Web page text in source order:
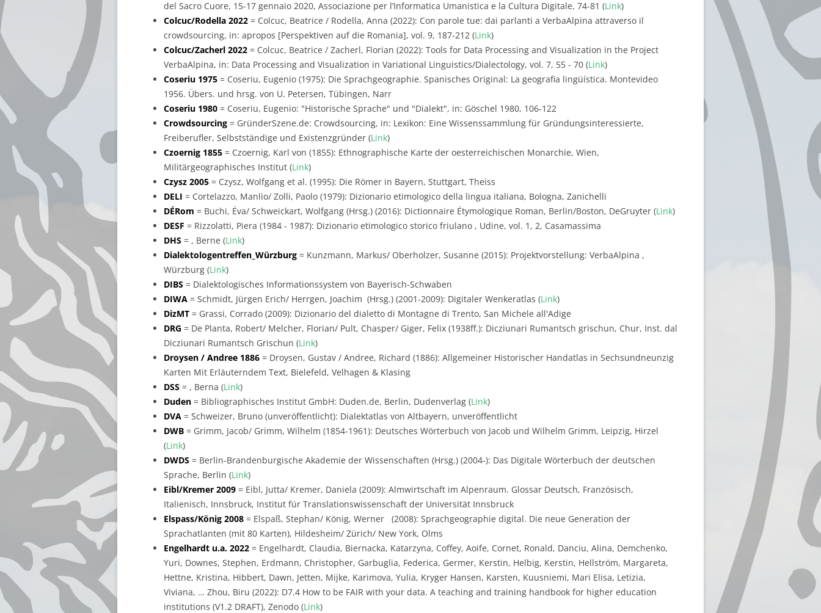
del Sacro Cuore, 15-17 gennaio 2020, Associazione per l’Informatica Umanistica e la Cultura Digitale, 74-81 (Link)
Colcuc/Rodella 2022 = Colcuc, Beatrice / Rodella, Anna (2022): Con parole tue: dai parlanti a VerbaAlpina attraverso il
crowdsourcing, in: apropos [Perspektiven auf die Romania], vol. 9, 187-212 (Link)
Colcuc/Zacherl 2022 = Colcuc, Beatrice / Zacherl, Florian (2022): Tools for Data Processing and Visualization in the Project
VerbaAlpina, in: Data Processing and Visualization in Variational Linguistics/Dialectology, vol. 7, 55 - 70 (Link)
Coseriu 1975 = Coseriu, Eugenio (1975): Die Sprachgeographie. Spanisches Original: La geografia lingüística. Montevideo
1956. Übers. und hrsg. von U. Petersen, Tübingen, Narr
Coseriu 1980 = Coseriu, Eugenio: "Historische Sprache" und "Dialekt", in: Göschel 1980, 106-122
Crowdsourcing = GründerSzene.de: Crowdsourcing, in: Lexikon: Eine Wissenssammlung für Gründungsinteressierte,
Freiberufler, Selbstständige und Existenzgründer (Link)
Czoernig 1855 = Czoernig, Karl von (1855): Ethnographische Karte der oesterreichischen Monarchie, Wien,
Militärgeographisches Institut (Link)
Czysz 2005 = Czysz, Wolfgang et al. (1995): Die Römer in Bayern, Stuttgart, Theiss
DELI = Cortelazzo, Manlio/ Zolli, Paolo (1979): Dizionario etimologico della lingua italiana, Bologna, Zanichelli
DÉRom = Buchi, Éva/ Schweickart, Wolfgang (Hrsg.) (2016): Dictionnaire Étymologique Roman, Berlin/Boston, DeGruyter (Link)
DESF = Rizzolatti, Piera (1984 - 1987): Dizionario etimologico storico friulano , Udine, vol. 1, 2, Casamassima
DHS = , Berne (Link)
Dialektologentreffen_Würzburg = Kunzmann, Markus/ Oberholzer, Susanne (2015): Projektvorstellung: VerbaAlpina ,
Würzburg (Link)
DIBS = Dialektologisches Informationssystem von Bayerisch-Schwaben
DIWA = Schmidt, Jürgen Erich/ Herrgen, Joachim (Hrsg.) (2001-2009): Digitaler Wenkeratlas (Link)
DizMT = Grassi, Corrado (2009): Dizionario del dialetto di Montagne di Trento, San Michele all'Adige
DRG = De Planta, Robert/ Melcher, Florian/ Pult, Chasper/ Giger, Felix (1938ff.): Dicziunari Rumantsch grischun, Chur, Inst. dal
Dicziunari Rumantsch Grischun (Link)
Droysen / Andree 1886 = Droysen, Gustav / Andree, Richard (1886): Allgemeiner Historischer Handatlas in Sechsundneunzig
Karten Mit Erläuterndem Text, Bielefeld, Velhagen & Klasing
DSS = , Berna (Link)
Duden = Bibliographisches Institut GmbH: Duden.de, Berlin, Dudenverlag (Link)
DVA = Schweizer, Bruno (unveröffentlicht): Dialektatlas von Altbayern, unveröffentlicht
DWB = Grimm, Jacob/ Grimm, Wilhelm (1854-1961): Deutsches Wörterbuch von Jacob und Wilhelm Grimm, Leipzig, Hirzel
(Link)
DWDS = Berlin-Brandenburgische Akademie der Wissenschaften (Hrsg.) (2004-): Das Digitale Wörterbuch der deutschen
Sprache, Berlin (Link)
Eibl/Kremer 2009 = Eibl, Jutta/ Kremer, Daniela (2009): Almwirtschaft im Alpenraum. Glossar Deutsch, Französisch,
Italienisch, Innsbruck, Institut für Translationswissenschaft der Universität Innsbruck
Elspass/König 2008 = Elspaß, Stephan/ König, Werner (2008): Sprachgeographie digital. Die neue Generation der
Sprachatlanten (mit 80 Karten), Hildesheim/ Zürich/ New York, Olms
Engelhardt u.a. 2022 = Engelhardt, Claudia, Biernacka, Katarzyna, Coffey, Aoife, Cornet, Ronald, Danciu, Alina, Demchenko,
Yuri, Downes, Stephen, Erdmann, Christopher, Garbuglia, Federica, Germer, Kerstin, Helbig, Kerstin, Hellström, Margareta,
Hettne, Kristina, Hibbert, Dawn, Jetten, Mijke, Karimova, Yulia, Kryger Hansen, Karsten, Kuusniemi, Mari Elisa, Letizia,
Viviana, … Zhou, Biru (2022): D7.4 How to be FAIR with your data. A teaching and training handbook for higher education
institutions (V1.2 DRAFT), Zenodo (Link)